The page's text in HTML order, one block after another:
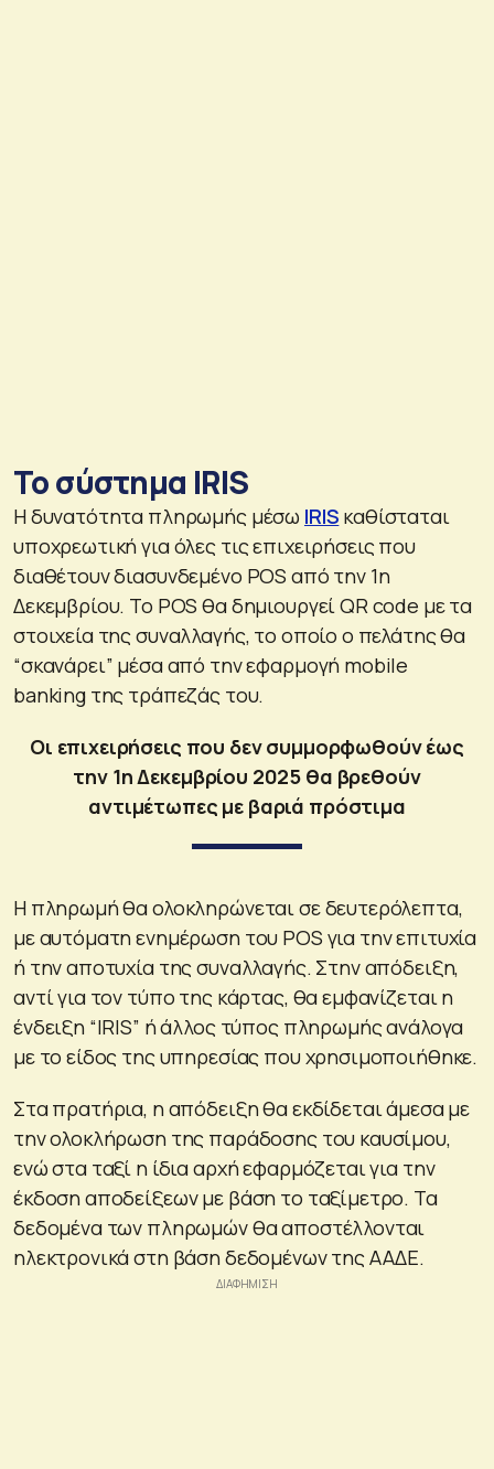
Το σύστημα IRIS
Η δυνατότητα πληρωμής μέσω IRIS καθίσταται
υποχρεωτική για όλες τις επιχειρήσεις που
διαθέτουν διασυνδεμένο POS από την 1η
Δεκεμβρίου. Το POS θα δημιουργεί QR code με τα
στοιχεία της συναλλαγής, το οποίο ο πελάτης θα
“σκανάρει” μέσα από την εφαρμογή mobile
banking της τράπεζάς του.
Οι επιχειρήσεις που δεν συμμορφωθούν έως
την 1η Δεκεμβρίου 2025 θα βρεθούν
αντιμέτωπες με βαριά πρόστιμα
Η πληρωμή θα ολοκληρώνεται σε δευτερόλεπτα,
με αυτόματη ενημέρωση του POS για την επιτυχία
ή την αποτυχία της συναλλαγής. Στην απόδειξη,
αντί για τον τύπο της κάρτας, θα εμφανίζεται η
ένδειξη “IRIS” ή άλλος τύπος πληρωμής ανάλογα
με το είδος της υπηρεσίας που χρησιμοποιήθηκε.
Στα πρατήρια, η απόδειξη θα εκδίδεται άμεσα με
την ολοκλήρωση της παράδοσης του καυσίμου,
ενώ στα ταξί η ίδια αρχή εφαρμόζεται για την
έκδοση αποδείξεων με βάση το ταξίμετρο. Τα
δεδομένα των πληρωμών θα αποστέλλονται
ηλεκτρονικά στη βάση δεδομένων της ΑΑΔΕ.